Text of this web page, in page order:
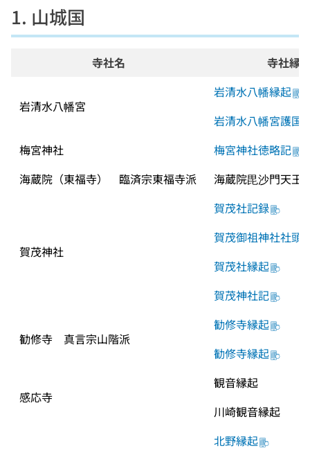
1. 山城国
寺社名 寺社縁
岩清水八幡宮
岩清水八幡縁起
岩清水八幡宮護国
梅宮神社
梅宮神社徳略記
海蔵院（東福寺）　臨済宗東福寺派
海蔵院毘沙門天王
賀茂神社
賀茂社記録
賀茂御祖神社社頭
賀茂社縁起
賀茂神社記
勧修寺　真言宗山階派
勧修寺縁起
勧修寺縁起
感応寺
観音縁起
川崎観音縁起
北野縁起